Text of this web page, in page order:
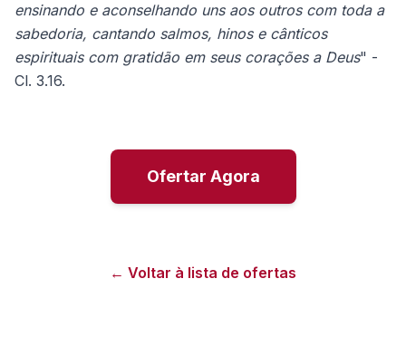
ensinando e aconselhando uns aos outros com toda a
sabedoria, cantando salmos, hinos e cânticos
espirituais com gratidão em seus corações a Deus" -
Cl. 3.16.
Ofertar Agora
← Voltar à lista de ofertas